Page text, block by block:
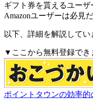
ギフト券を貰えるユーザ
Amazonユーザーは必見
以下、詳細を解説してい
▼ここから無料登録で
ポイントタウンの効率的